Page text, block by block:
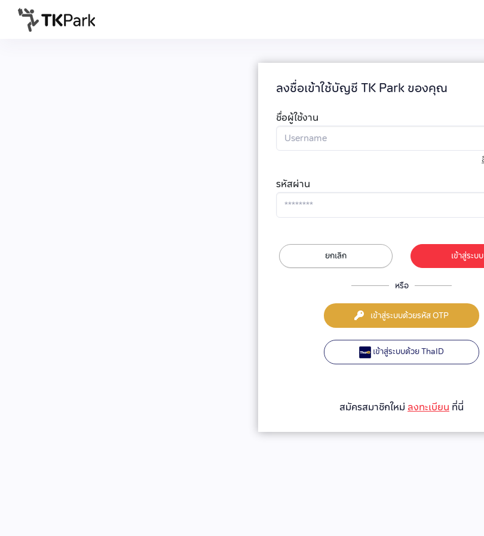
ลงชื่อเข้าใช้บัญชี TK Park ของคุณ
ชื่อผู้ใช้งาน
รหัสผ่าน
เข้าสู่ระบบ
ยกเลิก
หรือ
เข้าสู่ระบบด้วยรหัส OTP
เข้าสู่ระบบด้วย ThaID
สมัครสมาชิกใหม่ ลงทะเบียน ที่นี่